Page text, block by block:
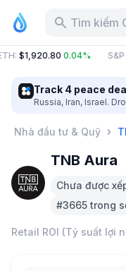
Tìm kiếm
:$1,920.80 0.04%
Track 4 peace
Russia, Iran, Israel.
Nhà đầu tư & Quỹ
TNB Aura
Chưa được
#3665 trong
Retail ROI (Tỷ suất lợi